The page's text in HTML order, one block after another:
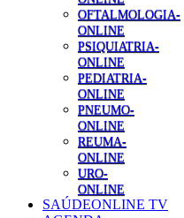
OFTALMOLOGIA-
ONLINE
PSIQUIATRIA-
ONLINE
PEDIATRIA-
ONLINE
PNEUMO-
ONLINE
REUMA-
ONLINE
URO-
ONLINE
SAÚDEONLINE TV